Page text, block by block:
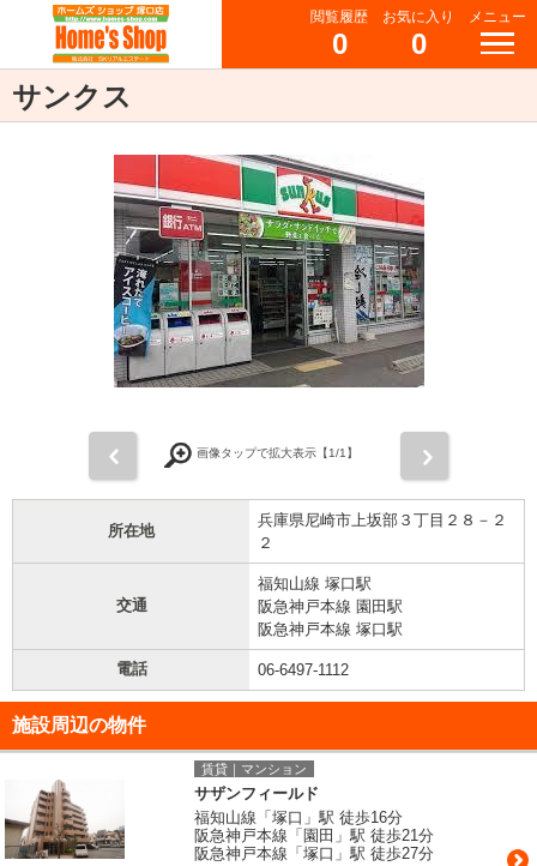
閲覧履歴
0
お気に入り
0
メニュー
サンクス
画像タップで拡大表示【1/1】
所在地
兵庫県尼崎市上坂部３丁目２８－２
２
交通
福知山線 塚口駅
阪急神戸本線 園田駅
阪急神戸本線 塚口駅
電話 06-6497-1112
施設周辺の物件
賃貸｜マンション
サザンフィールド
福知山線「塚口」駅 徒歩16分
阪急神戸本線「園田」駅 徒歩21分
阪急神戸本線「塚口」駅 徒歩27分